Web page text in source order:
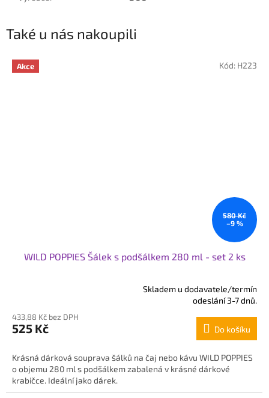
Také u nás nakoupili
Akce
580 Kč
–9 %
WILD POPPIES Šálek s podšálkem 280 ml - set 2 ks
produktu
je
z
hvězdiček.
Skladem u dodavatele/termín
odeslání 3-7 dnů.
433,88 Kč bez DPH
525 Kč Do košíku
Krásná dárková souprava šálků na čaj nebo kávu WILD POPPIES
o objemu 280 ml s podšálkem zabalená v krásné dárkové
krabičce. Ideální jako dárek.
Kód: H223